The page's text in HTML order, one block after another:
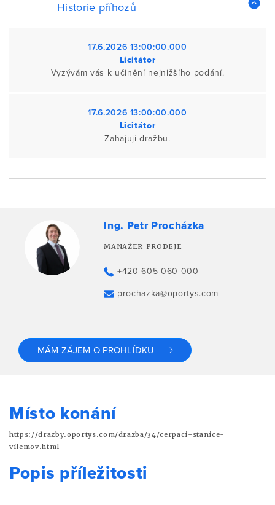
Historie příhozů
17.6.2026 13:00:00.000
Licitátor
Vyzývám vás k učinění nejnižšího podání.
17.6.2026 13:00:00.000
Licitátor
Zahajuji dražbu.
Ing. Petr Procházka
MANAŽER PRODEJE
+420 605 060 000
prochazka@oportys.com
MÁM ZÁJEM O PROHLÍDKU
Místo konání
https://drazby.oportys.com/drazba/34/cerpaci-stanice-
vilemov.html
Popis příležitosti